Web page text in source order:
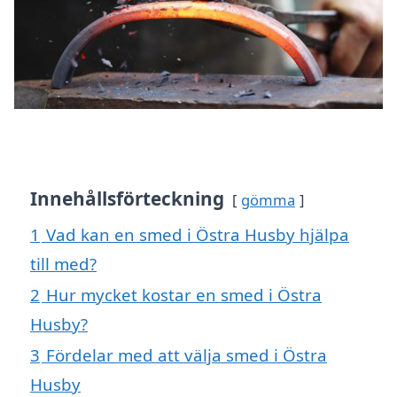
Innehållsförteckning gömma
1 Vad kan en smed i Östra Husby hjälpa
till med?
2 Hur mycket kostar en smed i Östra
Husby?
3 Fördelar med att välja smed i Östra
Husby